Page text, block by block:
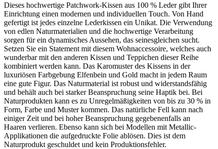
Dieses hochwertige Patchwork-Kissen aus 100 % Leder gibt Ihrer
Einrichtung einen modernen und individuellen Touch. Von Hand
gefertigt ist jedes einzelne Lederkissen ein Unikat. Die Verwendung
von edlen Naturmaterialien und die hochwertige Verarbeitung
sorgen für ein dynamisches Aussehen, das seinesgleichen sucht.
Setzen Sie ein Statement mit diesem Wohnaccessoire, welches auch
wunderbar mit den anderen Kissen und Teppichen dieser Reihe
kombiniert werden kann. Das Karomuster des Kissens in der
luxuriösen Farbgebung Elfenbein und Gold macht in jedem Raum
eine gute Figur. Das Naturmaterial ist robust und widerstandsfähig
und behält auch bei starker Beanspruchung seine Haptik bei. Bei
Naturprodukten kann es zu Unregelmäßigkeiten von bis zu 30 % in
Form, Farbe und Muster kommen. Das natürliche Fell kann nach
einiger Zeit und bei hoher Beanspruchung gegebenenfalls an
Haaren verlieren. Ebenso kann sich bei Modellen mit Metallic-
Applikationen die aufgedruckte Folie ablösen. Dies ist dem
Naturprodukt geschuldet und kein Produktionsfehler.